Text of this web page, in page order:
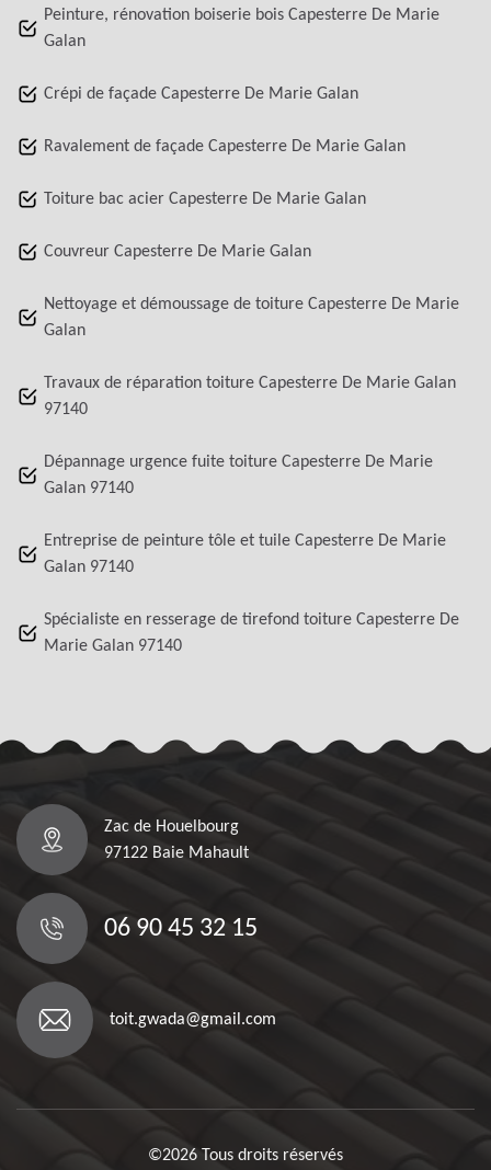
Peinture, rénovation boiserie bois Capesterre De Marie
Galan
Crépi de façade Capesterre De Marie Galan
Ravalement de façade Capesterre De Marie Galan
Toiture bac acier Capesterre De Marie Galan
Couvreur Capesterre De Marie Galan
Nettoyage et démoussage de toiture Capesterre De Marie
Galan
Travaux de réparation toiture Capesterre De Marie Galan
97140
Dépannage urgence fuite toiture Capesterre De Marie
Galan 97140
Entreprise de peinture tôle et tuile Capesterre De Marie
Galan 97140
Spécialiste en resserage de tirefond toiture Capesterre De
Marie Galan 97140
Zac de Houelbourg
97122 Baie Mahault
06 90 45 32 15
toit.gwada@gmail.com
©2026 Tous droits réservés